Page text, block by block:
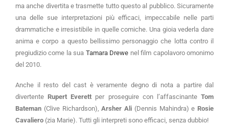
ma anche divertita e trasmette tutto questo al pubblico. Sicuramente
una delle sue interpretazioni più efficaci, impeccabile nelle parti
drammatiche e irresistibile in quelle comiche. Una gioia vederla dare
anima e corpo a questo bellissimo personaggio che lotta contro il
pregiudizio come la sua Tamara Drewe nel film capolavoro omonimo
del 2010.
Anche il resto del cast è veramente degno di nota a partire dal
divertente Rupert Everett per proseguire con l’affascinanteTom
Bateman (Clive Richardson),Arsher Ali (Dennis Mahindra) e Rosie
Cavaliero (zia Marie). Tutti gli interpreti sono efficaci, senza dubbio!